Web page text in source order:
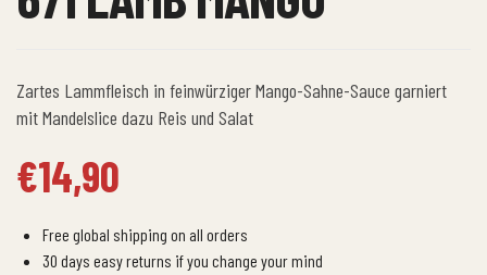
Zartes Lammfleisch in feinwürziger Mango-Sahne-Sauce garniert
mit Mandelslice dazu Reis und Salat
€14,90
Free global shipping on all orders
30 days easy returns if you change your mind